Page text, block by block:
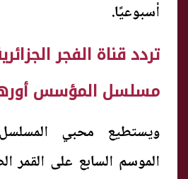
أسبوعيًا.
تردد قناة الفجر
مسلسل المؤسس
ويستطيع محبي
الموسم السابع على القمر